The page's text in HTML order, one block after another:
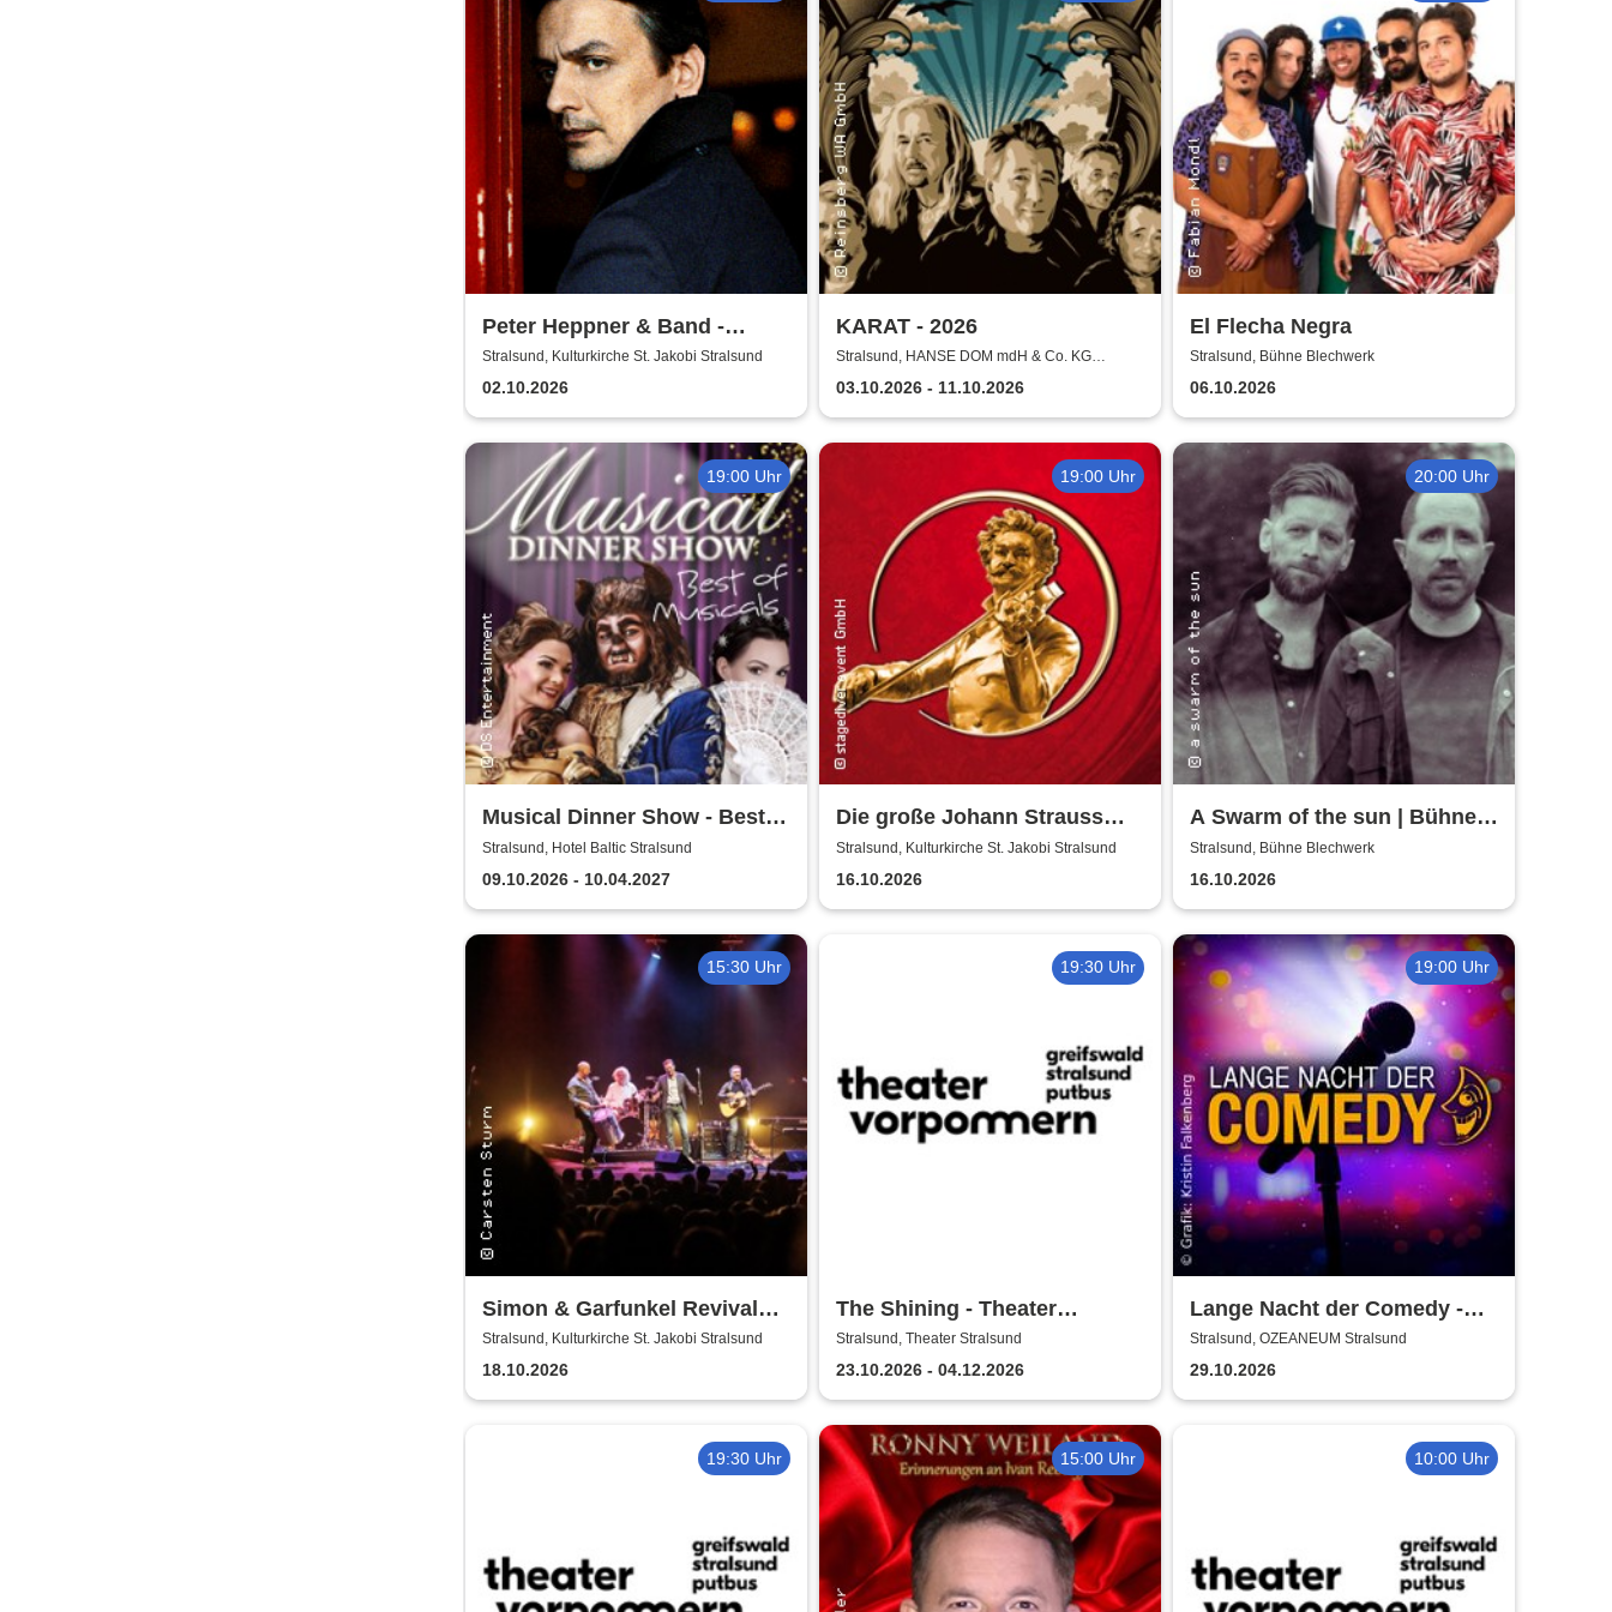
Peter Heppner & Band -
Akustik Tour 2026
Stralsund, Kulturkirche St. Jakobi Stralsund
02.10.2026
KARAT - 2026
Stralsund, HANSE DOM mdH & Co. KG
Stralsund
03.10.2026 - 11.10.2026
El Flecha Negra
Stralsund, Bühne Blechwerk
06.10.2026
19:00 Uhr
Musical Dinner Show - Best
of Musicals
Stralsund, Hotel Baltic Stralsund
09.10.2026 - 10.04.2027
19:00 Uhr
Die große Johann Strauss
Revue
Stralsund, Kulturkirche St. Jakobi Stralsund
16.10.2026
20:00 Uhr
A Swarm of the sun | Bühne
Blechwerk
Stralsund, Bühne Blechwerk
16.10.2026
15:30 Uhr
Simon & Garfunkel Revival
Band
Stralsund, Kulturkirche St. Jakobi Stralsund
18.10.2026
19:30 Uhr
The Shining - Theater
Vorpommern
Stralsund, Theater Stralsund
23.10.2026 - 04.12.2026
19:00 Uhr
Lange Nacht der Comedy -
Die Stadt lacht
Stralsund, OZEANEUM Stralsund
29.10.2026
19:30 Uhr 15:00 Uhr 10:00 Uhr